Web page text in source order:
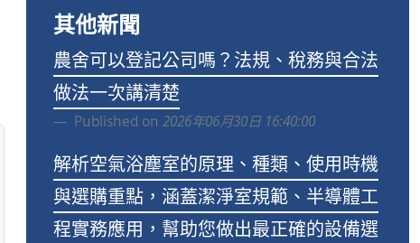
其他新聞
農舍可以登記公司嗎？法規、稅務與合法
做法一次講清楚
Published on 2026年06月30日 16:40:00
解析空氣浴塵室的原理、種類、使用時機
與選購重點，涵蓋潔淨室規範、半導體工
程實務應用，幫助您做出最正確的設備選